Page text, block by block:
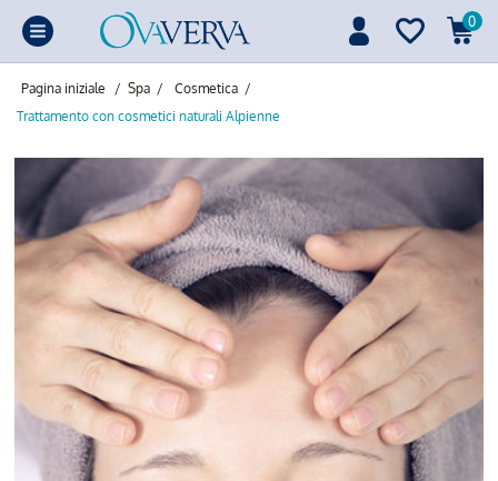
0
Pagina iniziale / Spa / Cosmetica /
Trattamento con cosmetici naturali Alpienne